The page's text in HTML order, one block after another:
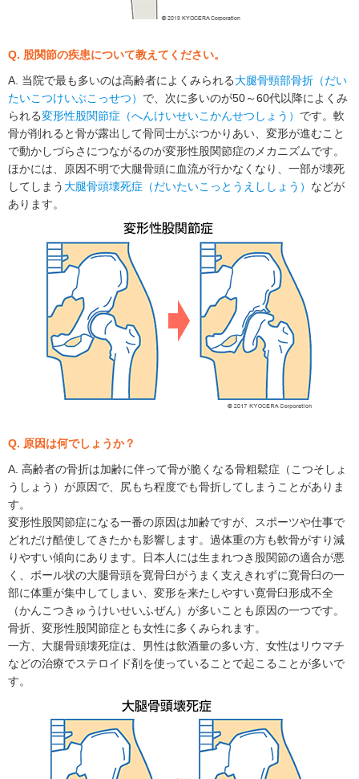
Q. 股関節の疾患について教えてください。
A. 当院で最も多いのは高齢者によくみられる大腿骨頸部骨折（だい
たいこつけいぶこっせつ） で、次に多いのが50～60代以降によくみ
られる変形性股関節症（へんけいせいこかんせつしょう） です。軟
骨が削れると骨が露出して骨同士がぶつかりあい、変形が進むこと
で動かしづらさにつながるのが変形性股関節症のメカニズムです。
ほかには、原因不明で大腿骨頭に血流が行かなくなり、一部が壊死
してしまう 大腿骨頭壊死症（だいたいこっとうえししょう） などが
あります。
Q. 原因は何でしょうか？
A. 高齢者の骨折は加齢に伴って骨が脆くなる骨粗鬆症（こつそしょ
うしょう）が原因で、尻もち程度でも骨折してしまうことがありま
す。
変形性股関節症になる一番の原因は加齢ですが、スポーツや仕事で
どれだけ酷使してきたかも影響します。過体重の方も軟骨がすり減
りやすい傾向にあります。日本人には生まれつき股関節の適合が悪
く、ボール状の大腿骨頭を寛骨臼がうまく支えきれずに寛骨臼の一
部に体重が集中してしまい、変形を来たしやすい寛骨臼形成不全
（かんこつきゅうけいせいふぜん）が多いことも原因の一つです。
骨折、変形性股関節症とも女性に多くみられます。
一方、大腿骨頭壊死症は、男性は飲酒量の多い方、女性はリウマチ
などの治療でステロイド剤を使っていることで起こることが多いで
す。